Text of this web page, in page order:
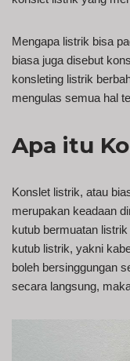
Mengapa listrik bisa
biasa juga disebut
konsleting listrik
mengulas semua hal
Apa itu
Konslet listrik, atau
merupakan keadaan
kutub bermuatan
kutub listrik, yakni
boleh bersinggungan
secara langsung,